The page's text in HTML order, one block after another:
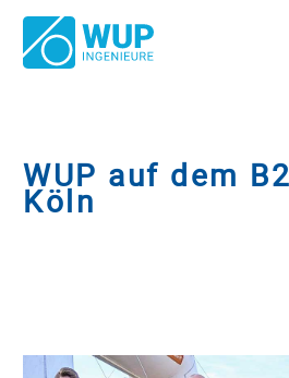
WUP auf dem
Köln